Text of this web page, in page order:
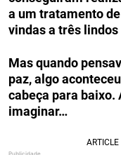
a um tratamento
vindas a três
Mas quando
paz, algo
cabeça para baixo.
imaginar…